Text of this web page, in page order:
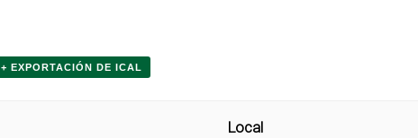
+ EXPORTACIÓN DE ICAL
Local